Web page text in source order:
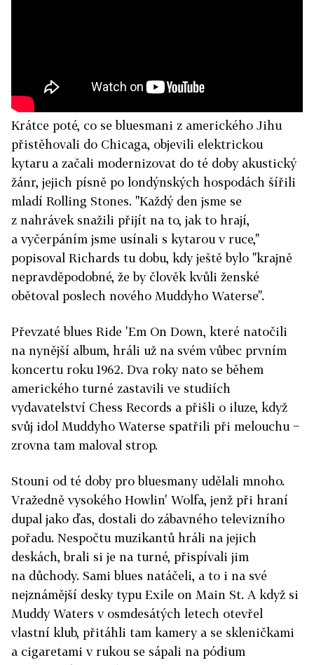
Krátce poté, co se bluesmani z amerického Jihu
přistěhovali do Chicaga, objevili elektrickou
kytaru a začali modernizovat do té doby akustický
žánr, jejich písně po londýnských hospodách šířili
mladí Rolling Stones. "Každý den jsme se
z nahrávek snažili přijít na to, jak to hrají,
a vyčerpáním jsme usínali s kytarou v ruce,"
popisoval Richards tu dobu, kdy ještě bylo "krajně
nepravděpodobné, že by člověk kvůli ženské
obětoval poslech nového Muddyho Waterse".
Převzaté blues Ride 'Em On Down, které natočili
na nynější album, hráli už na svém vůbec prvním
koncertu roku 1962. Dva roky nato se během
amerického turné zastavili ve studiích
vydavatelství Chess Records a přišli o iluze, když
svůj idol Muddyho Waterse spatřili při melouchu −
zrovna tam maloval strop.
Stouni od té doby pro bluesmany udělali mnoho.
Vražedně vysokého Howlin' Wolfa, jenž při hraní
dupal jako ďas, dostali do zábavného televizního
pořadu. Nespočtu muzikantů hráli na jejich
deskách, brali si je na turné, přispívali jim
na důchody. Sami blues natáčeli, a to i na své
nejznámější desky typu Exile on Main St. A když si
Muddy Waters v osmdesátých letech otevřel
vlastní klub, přitáhli tam kamery a se skleničkami
a cigaretami v rukou se sápali na pódium